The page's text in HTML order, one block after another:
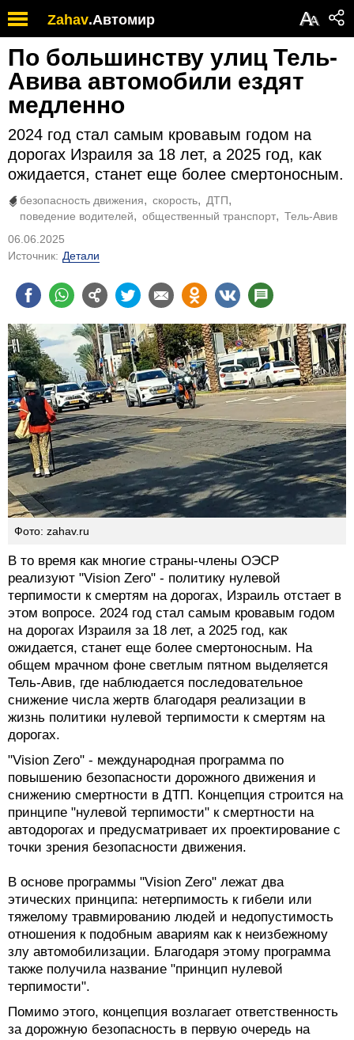
Zahav.Автомир АА
По большинству улиц Тель-
Авива автомобили ездят
медленно
2024 год стал самым кровавым годом на
дорогах Израиля за 18 лет, а 2025 год, как
ожидается, станет еще более смертоносным.
безопасность движения скорость
ДТП
поведение водителей
общественный транспорт
Тель-Авив
06.06.2025
Источник: Детали
Фото: zahav.ru
В то время как многие страны-члены ОЭСР
реализуют "Vision Zero" - политику нулевой
терпимости к смертям на дорогах, Израиль отстает в
этом вопросе. 2024 год стал самым кровавым годом
на дорогах Израиля за 18 лет, а 2025 год, как
ожидается, станет еще более смертоносным. На
общем мрачном фоне светлым пятном выделяется
Тель-Авив, где наблюдается последовательное
снижение числа жертв благодаря реализации в
жизнь политики нулевой терпимости к смертям на
дорогах.
"Vision Zero" - международная программа по
повышению безопасности дорожного движения и
снижению смертности в ДТП. Концепция строится на
принципе "нулевой терпимости" к смертности на
автодорогах и предусматривает их проектирование с
точки зрения безопасности движения.
В основе программы "Vision Zero" лежат два
этических принципа: нетерпимость к гибели или
тяжелому травмированию людей и недопустимость
отношения к подобным авариям как к неизбежному
злу автомобилизации. Благодаря этому программа
также получила название "принцип нулевой
терпимости".
Помимо этого, концепция возлагает ответственность
за дорожную безопасность в первую очередь на